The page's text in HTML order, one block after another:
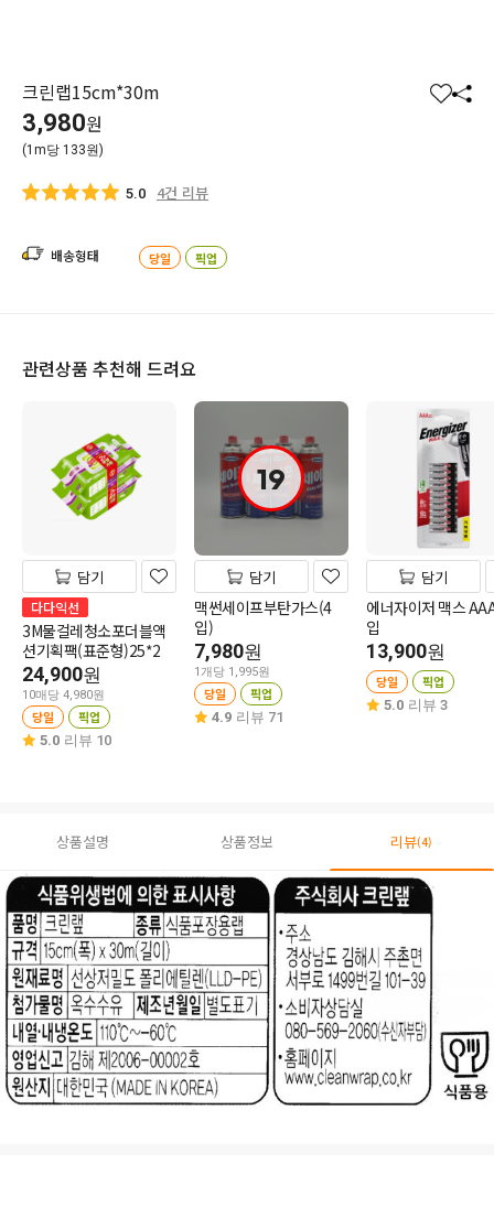
크린랩15cm*30m
찜 공
3,980원
(1m당 133원)
5.0 4건 리뷰
배송형태 당일 픽업
관련상품 추천해 드려요
담기
다다익선
3M물걸레청소포더블액
션기획팩(표준형)25*2
24,900원
10매당 4,980원
당일 픽업
5.0 리뷰 10
19
담기
맥썬세이프부탄가스(4
입)
7,980원
1개당 1,995원
당일 픽업
4.9 리뷰 71
담기
에너자이저 맥스
입
13,900원
당일 픽업
5.0 리뷰 3
상품설명 상품정보 리뷰(4)